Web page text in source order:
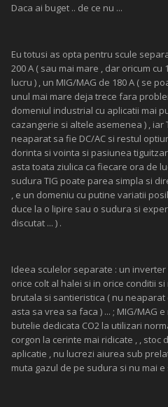
Daca ai buget .. de ce nu ...
Eu totusi as opta pentru scule
200 A ( sau mai mare , dar oricum cu
lucru ) , un MIG/MAG de 180 A ( se
unul mai mare deja trece fara
domeniul industrial cu aplicatii mai
cazangerie si altele asemenea ) , iar
neaparat sa fie DC/AC si restul
dorinta si vointa si pasiunea
asta toata ziulica ca fiecare ora de
sudura TIG poate parea simpla si
, e un domeniu cu putine variatii
duce la o lipire sau o sudura si
discutat ... ) .
Ideea sculelor separate : un inverter
orice colt al halei si in orice conditii
brutala si santieristica ( nu
asta sa vrea sa faca ) ... ; MIG/MAG
butelie dedicata CO2 la utilizari
corgon la cerinte mai ridicate , , stoc
aplicatie , nu lucrezi aiurea sub
muta gazul de pe sudura si nu mai e